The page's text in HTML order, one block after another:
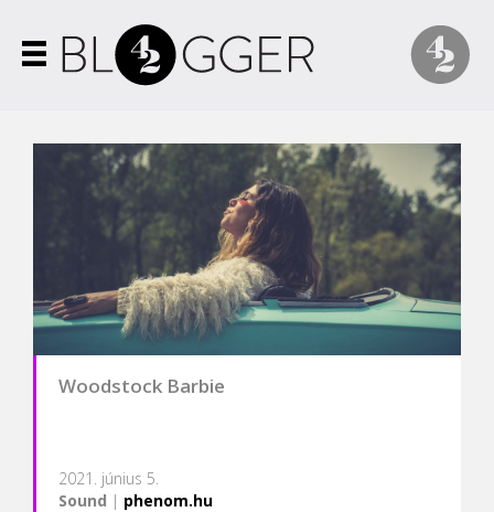
Woodstock Barbie
2021. június 5.
Sound | phenom.hu